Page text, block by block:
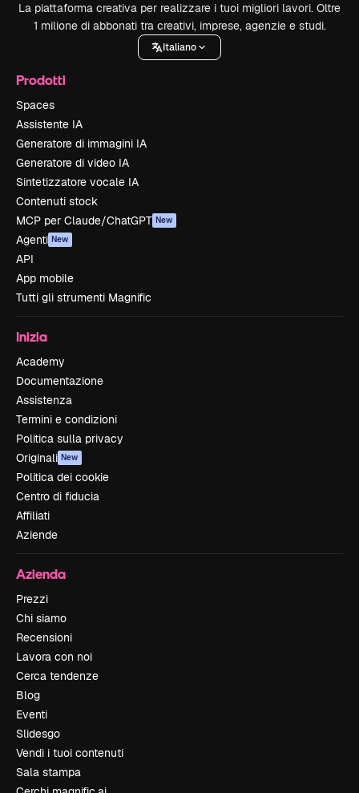
La piattaforma creativa per realizzare i tuoi migliori lavori. Oltre
1 milione di abbonati tra creativi, imprese, agenzie e studi.
Italiano
Prodotti
Spaces
Assistente IA
Generatore di immagini IA
Generatore di video IA
Sintetizzatore vocale IA
Contenuti stock
MCP per Claude/ChatGPT New
Agenti New
API
App mobile
Tutti gli strumenti Magnific
Inizia
Academy
Documentazione
Assistenza
Termini e condizioni
Politica sulla privacy
Originali New
Politica dei cookie
Centro di fiducia
Affiliati
Aziende
Azienda
Prezzi
Chi siamo
Recensioni
Lavora con noi
Cerca tendenze
Blog
Eventi
Slidesgo
Vendi i tuoi contenuti
Sala stampa